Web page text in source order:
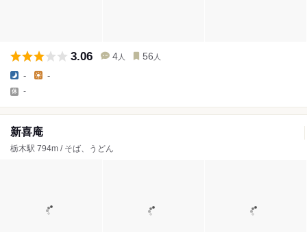
3.06 4 人 56 人
- -
-
新喜庵
栃木駅 794m / そば、うどん